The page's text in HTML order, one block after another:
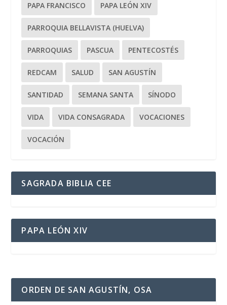
PAPA FRANCISCO PAPA LEÓN XIV
PARROQUIA BELLAVISTA (HUELVA)
PARROQUIAS PASCUA PENTECOSTÉS
REDCAM SALUD SAN AGUSTÍN
SANTIDAD SEMANA SANTA SÍNODO
VIDA VIDA CONSAGRADA VOCACIONES
VOCACIÓN
SAGRADA BIBLIA CEE
PAPA LEÓN XIV
ORDEN DE SAN AGUSTÍN, OSA